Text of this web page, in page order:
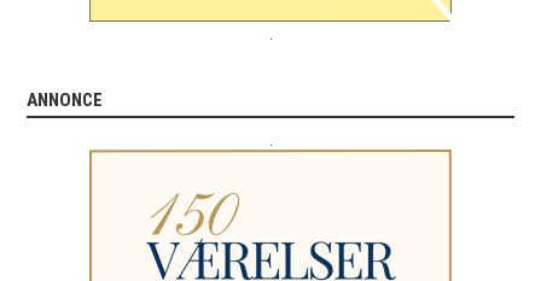
ANNONCE